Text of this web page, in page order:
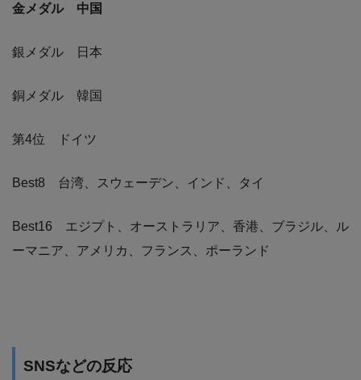
金メダル 中国
銀メダル 日本
銅メダル 韓国
第4位 ドイツ
Best8 台湾、スウェーデン、インド、タイ
Best16 エジプト、オーストラリア、香港、ブラジル、ル
ーマニア、アメリカ、フランス、ポーランド
SNSなどの反応